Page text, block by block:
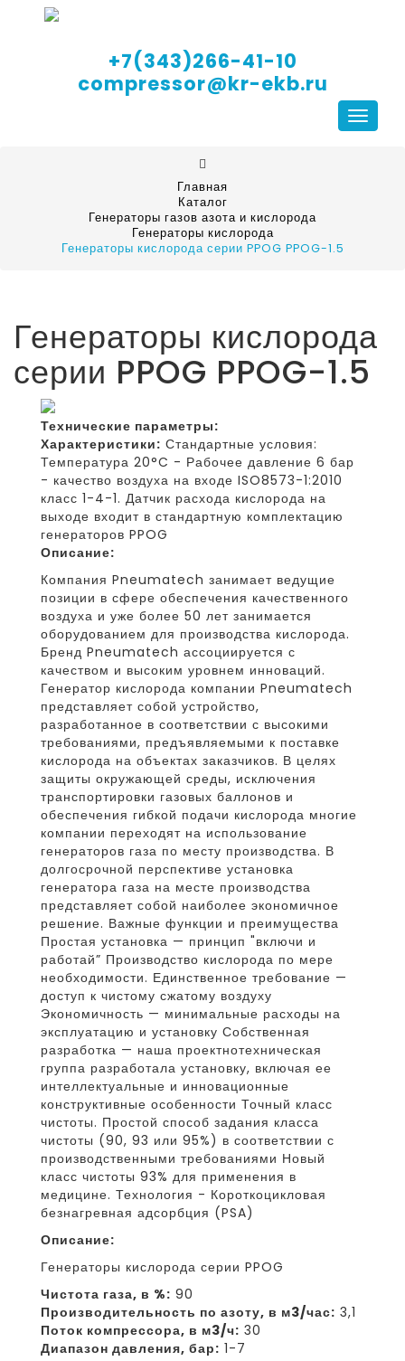
+7(343)266-41-10
compressor@kr-ekb.ru
Главная
Каталог
Генераторы газов азота и кислорода
Генераторы кислорода
Генераторы кислорода серии PPOG PPOG-1.5
Генераторы кислорода
серии PPOG PPOG-1.5
Технические параметры:
Характеристики: Стандартные условия:
Температура 20°C - Рабочее давление 6 бар
- качество воздуха на входе ISO8573-1:2010
класс 1-4-1. Датчик расхода кислорода на
выходе входит в стандартную комплектацию
генераторов PPOG
Описание:
Компания Pneumatech занимает ведущие
позиции в сфере обеспечения качественного
воздуха и уже более 50 лет занимается
оборудованием для производства кислорода.
Бренд Pneumatech ассоциируется с
качеством и высоким уровнем инноваций.
Генератор кислорода компании Pneumatech
представляет собой устройство,
разработанное в соответствии с высокими
требованиями, предъявляемыми к поставке
кислорода на объектах заказчиков. В целях
защиты окружающей среды, исключения
транспортировки газовых баллонов и
обеспечения гибкой подачи кислорода многие
компании переходят на использование
генераторов газа по месту производства. В
долгосрочной перспективе установка
генератора газа на месте производства
представляет собой наиболее экономичное
решение. Важные функции и преимущества
Простая установка — принцип "включи и
работай” Производство кислорода по мере
необходимости. Единственное требование —
доступ к чистому сжатому воздуху
Экономичность — минимальные расходы на
эксплуатацию и установку Собственная
разработка — наша проектнотехническая
группа разработала установку, включая ее
интеллектуальные и инновационные
конструктивные особенности Точный класс
чистоты. Простой способ задания класса
чистоты (90, 93 или 95%) в соответствии с
производственными требованиями Новый
класс чистоты 93% для применения в
медицине. Технология - Короткоцикловая
безнагревная адсорбция (PSA)
Описание:
Генераторы кислорода серии PPOG
Чистота газа, в %: 90
Производительность по азоту, в м3/час: 3,1
Поток компрессора, в м3/ч: 30
Диапазон давления, бар: 1-7